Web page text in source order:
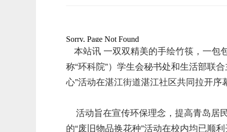
本站讯 一双双精美的手绘竹筷，一包
称“环科院”）学生会秘书处和生活部联
心”活动在湛江街道湛江社区共同拉开序
活动旨在宣传环保理念，提高青岛居
的“废旧物品换花种”活动在校内均已顺